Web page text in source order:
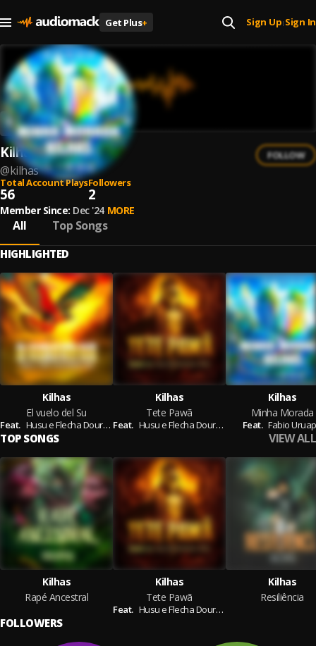
Get Plus+ Sign Up| Sign In
Kilhas
@kilhas
FOLLOW
Total Account Plays
56
Followers
2
Member Since: Dec '24 MORE
All Top Songs
HIGHLIGHTED
Kilhas
El vuelo del Su
Feat. Husu e Flecha Dourada, Nahil Trion,Judith Amaura
Kilhas
Tete Pawã
Feat. Husu e Flecha Dourada, Zerick
Kilhas
Minha Morada
Feat. Fabio
TOP SONGS VIEW ALL
Kilhas
Rapé Ancestral
Kilhas
Tete Pawã
Feat. Husu e Flecha Dourada,
Kilhas
Resiliência
FOLLOWERS